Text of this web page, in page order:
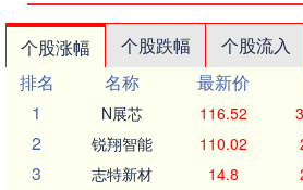
个股涨幅 个股跌幅 个股流入
排名
名称 最新价
1
N展芯 116.52
2 锐翔智能 110.02
3 志特新材 14.8